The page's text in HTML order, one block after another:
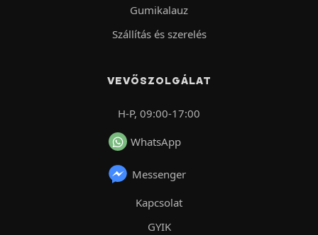
Gumikalauz
Szállítás és szerelés
VEVŐSZOLGÁLAT
H-P, 09:00-17:00
WhatsApp
Messenger
Kapcsolat
GYIK